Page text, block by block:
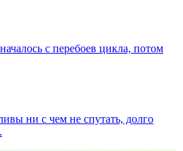
с перебоев цикла, потом
ни с чем не спутать, долго